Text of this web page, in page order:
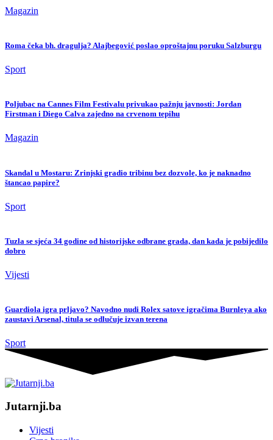
Magazin
Roma čeka bh. dragulja? Alajbegović poslao oproštajnu poruku Salzburgu
Sport
Poljubac na Cannes Film Festivalu privukao pažnju javnosti: Jordan
Firstman i Diego Calva zajedno na crvenom tepihu
Magazin
Skandal u Mostaru: Zrinjski gradio tribinu bez dozvole, ko je naknadno
štancao papire?
Sport
Tuzla se sjeća 34 godine od historijske odbrane grada, dan kada je pobijedilo
dobro
Vijesti
Guardiola igra prljavo? Navodno nudi Rolex satove igračima Burnleya ako
zaustavi Arsenal, titula se odlučuje izvan terena
Sport
Jutarnji.ba
Vijesti